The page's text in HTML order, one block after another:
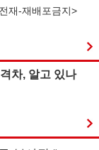
재-재배포금지>
차, 알고 있나